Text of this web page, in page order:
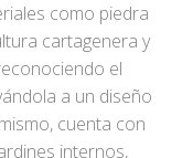
como piedra
cartagenera y
el
a un diseño
cuenta con
internos,